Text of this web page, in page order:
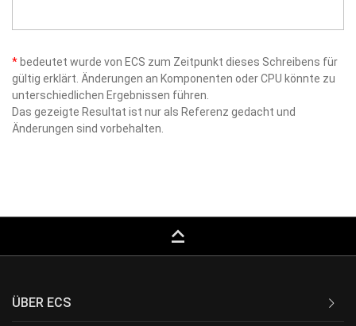
* bedeutet wurde von ECS zum Zeitpunkt dieses Schreibens für
gültig erklärt. Änderungen an Komponenten oder CPU könnte zu
unterschiedlichen Ergebnissen führen.
Das gezeigte Resultat ist nur als Referenz gedacht und
Änderungen sind vorbehalten.
keyboard_capslock
ÜBER ECS